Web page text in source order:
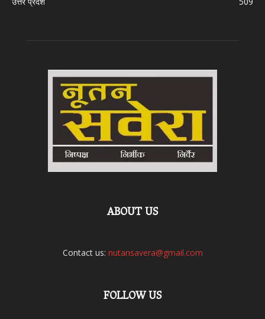
ABOUT US
Contact us: nutansavera@gmail.com
FOLLOW US